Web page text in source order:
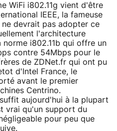
WiFi i802.11g vient d'être
IEEE, la fameuse
devrait pas adopter ce
l'architecture
i802.11b qui offre un
contre 54Mbps pour le
de ZDNet.fr qui ont pu
d'Intel France, le
avant le premier
Centrino.
aujourd'hui à la plupart
vrai qu'un support du
pour peu que